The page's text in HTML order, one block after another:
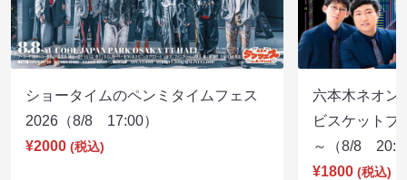
ショータイムのペンミタイムフェス
2026（8/8 17:00）
¥2000 (税込)
六本木ネオン
ビスケットブ
～（8/8
¥1800 (税込)